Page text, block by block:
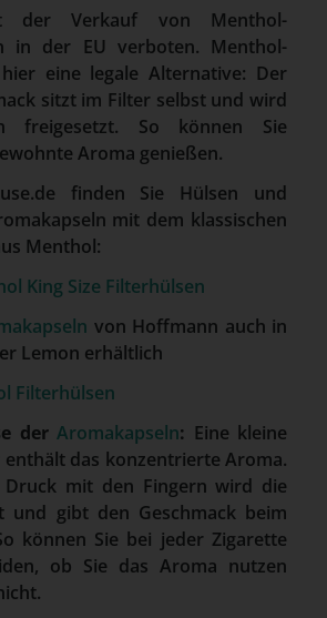
der Verkauf von Menthol-
in der EU verboten. Menthol-
eine legale Alternative: Der
sitzt im Filter selbst und wird
freigesetzt. So können Sie
Aroma genießen.
finden Sie Hülsen und
mit dem klassischen
Menthol:
King Size Filterhülsen
von Hoffmann auch in
Lemon erhältlich
Filterhülsen
der Aromakapseln: Eine kleine
enthält das konzentrierte Aroma.
Druck mit den Fingern wird die
und gibt den Geschmack beim
können Sie bei jeder Zigarette
ob Sie das Aroma nutzen